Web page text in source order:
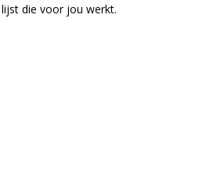
die voor jou werkt.